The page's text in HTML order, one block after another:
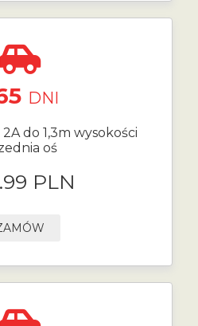
DNI
do 1,3m wysokości
oś
PLN